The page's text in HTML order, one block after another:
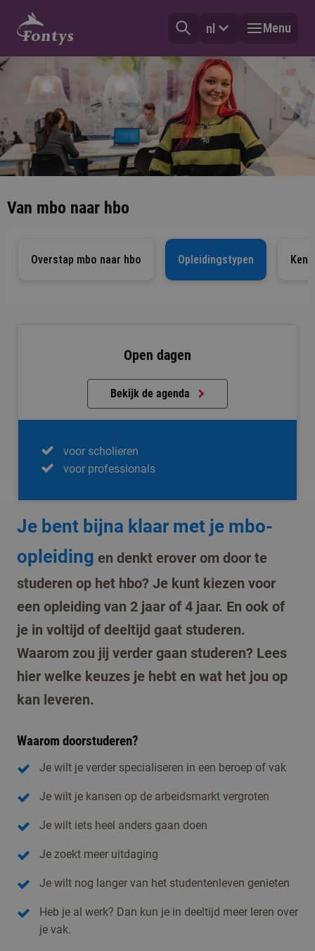
nl Menu
Van mbo naar hbo
Overstap mbo naar hbo Opleidingstypen
Open dagen
Bekijk de agenda
voor scholieren
voor professionals
Je bent bijna klaar met je mbo-
opleiding en denkt erover om door te
studeren op het hbo? Je kunt kiezen voor
een opleiding van 2 jaar of 4 jaar. En ook of
je in voltijd of deeltijd gaat studeren.
Waarom zou jij verder gaan studeren? Lees
hier welke keuzes je hebt en wat het jou op
kan leveren.
Waarom doorstuderen?
Je wilt je verder specialiseren in een beroep of vak
Je wilt je kansen op de arbeidsmarkt vergroten
Je wilt iets heel anders gaan doen
Je zoekt meer uitdaging
Je wilt nog langer van het studentenleven genieten
Heb je al werk? Dan kun je in deeltijd meer leren over
je vak.